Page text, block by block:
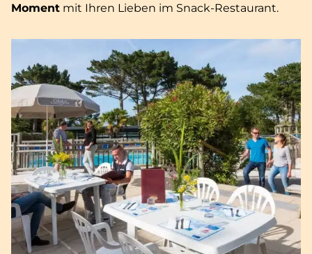
Moment mit Ihren Lieben im Snack-Restaurant.